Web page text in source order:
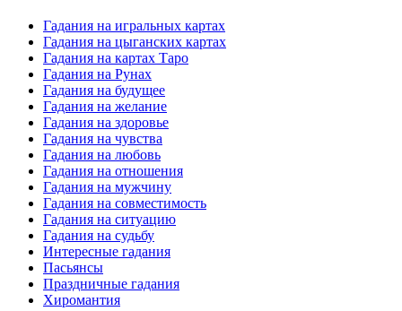
Гадания на игральных картах
Гадания на цыганских картах
Гадания на картах Таро
Гадания на Рунах
Гадания на будущее
Гадания на желание
Гадания на здоровье
Гадания на чувства
Гадания на любовь
Гадания на отношения
Гадания на мужчину
Гадания на совместимость
Гадания на ситуацию
Гадания на судьбу
Интересные гадания
Пасьянсы
Праздничные гадания
Хиромантия